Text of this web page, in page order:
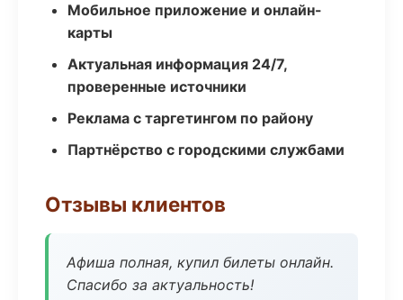
Мобильное приложение и онлайн-
карты
Актуальная информация 24/7,
проверенные источники
Реклама с таргетингом по району
Партнёрство с городскими службами
Отзывы клиентов
Афиша полная, купил билеты онлайн.
Спасибо за актуальность!